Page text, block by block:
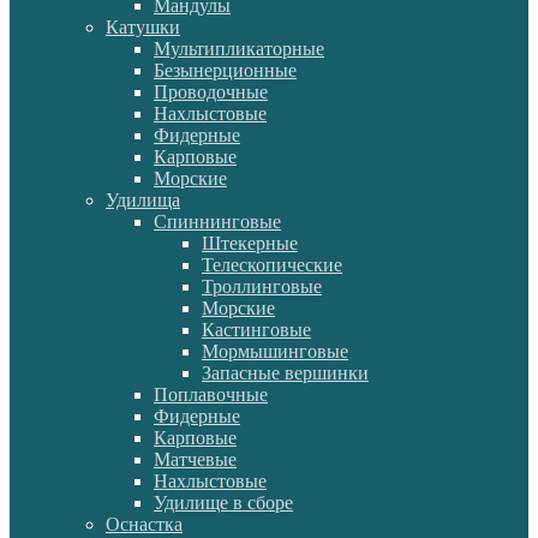
Мандулы
Катушки
Мультипликаторные
Безынерционные
Проводочные
Нахлыстовые
Фидерные
Карповые
Морские
Удилища
Спиннинговые
Штекерные
Телескопические
Троллинговые
Морские
Кастинговые
Мормышинговые
Запасные вершинки
Поплавочные
Фидерные
Карповые
Матчевые
Нахлыстовые
Удилище в сборе
Оснастка